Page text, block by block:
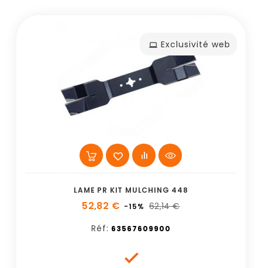
Exclusivité web
LAME PR KIT MULCHING 448
52,82 € -15% 62,14 €
Réf: 63567609900
